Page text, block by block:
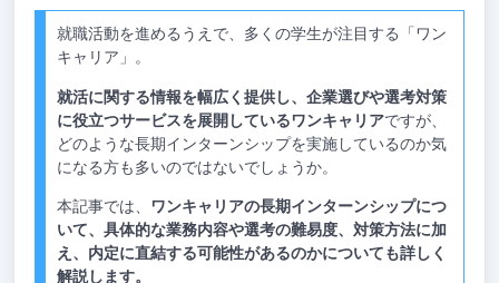
就職活動を進めるうえで、多くの学生が注目する「ワン
キャリア」。
就活に関する情報を幅広く提供し、企業選びや選考対策
に役立つサービスを展開しているワンキャリアですが、
どのような長期インターンシップを実施しているのか気
になる方も多いのではないでしょうか。
本記事では、
ワンキャリアの長期インターンシップにつ
いて、具体的な業務内容や選考の難易度、対策方法に加
え、内定に直結する可能性があるのかについても詳しく
解説します。